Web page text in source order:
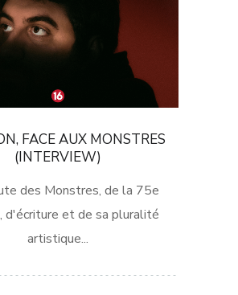
FACE AUX MONSTRES
(INTERVIEW)
des Monstres, de la 75e
d'écriture et de sa pluralité
artistique...